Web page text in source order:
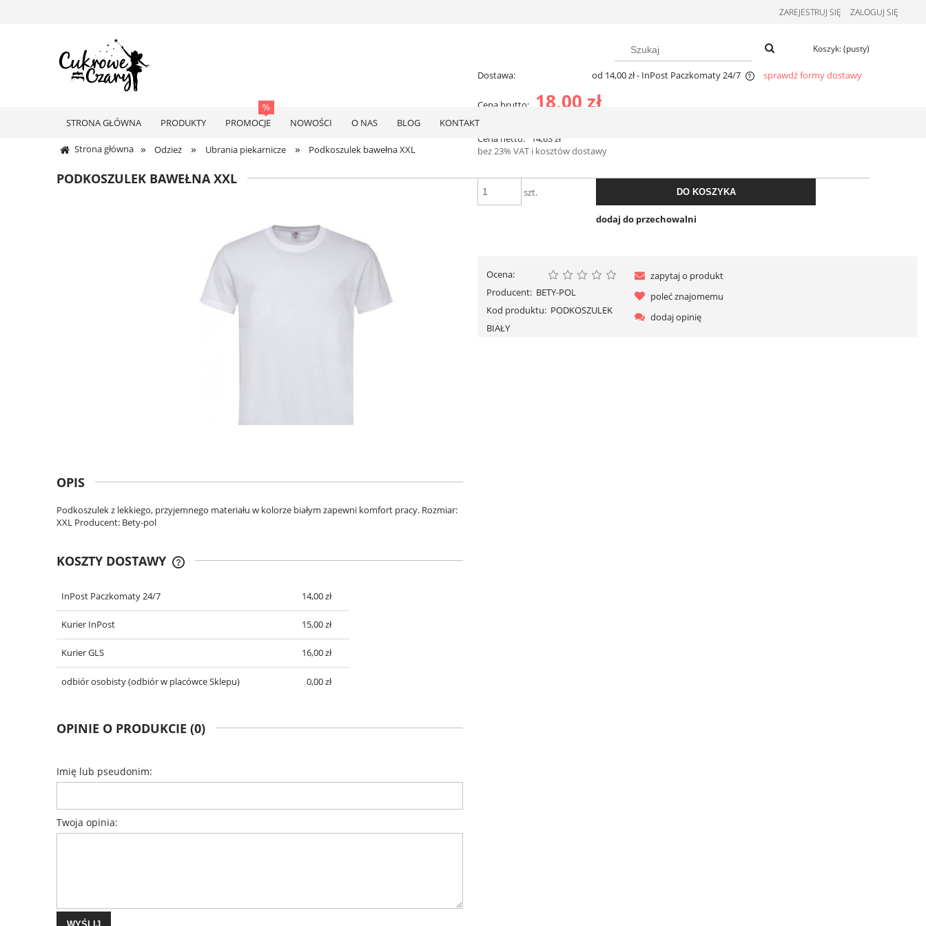
ZAREJESTRUJ SIĘ ZALOGUJ SIĘ
Koszyk:(pusty)
STRONA GŁÓWNA PRODUKTY PROMOCJE NOWOŚCI O NAS BLOG KONTAKT
Strona główna » Odzież » Ubrania piekarnicze » Podkoszulek bawełna XXL
PODKOSZULEK BAWEŁNA XXL
Dostawa: od 14,00 zł- InPost Paczkomaty 24/7
Cena nie zawiera ewentualnych kosztów
sprawdź formy dostawy
Cena brutto: 18,00 zł
zawiera 23% VAT, bez kosztów dostawy
Cena netto:
14,63 zł
bez 23% VAT i kosztów dostawy
szt. DO KOSZYKA
dodaj do przechowalni
Ocena:
Producent: BETY-POL
Kod produktu: PODKOSZULEK
BIAŁY
zapytaj o produkt
poleć znajomemu
dodaj opinię
OPIS
Podkoszulek z lekkiego, przyjemnego materiału w kolorze białym zapewni komfort pracy. Rozmiar:
XXL Producent: Bety-pol
KOSZTY DOSTAWY
CENA NIE ZAWIERA EWENTUALNYCH
KOSZTÓW PŁATNOŚCI
InPost Paczkomaty 24/7 14,00 zł
Kurier InPost 15,00 zł
Kurier GLS 16,00 zł
odbiór osobisty(odbiór w placówce Sklepu) 0,00 zł
OPINIE O PRODUKCIE (0)
Imię lub pseudonim:
Twoja opinia: